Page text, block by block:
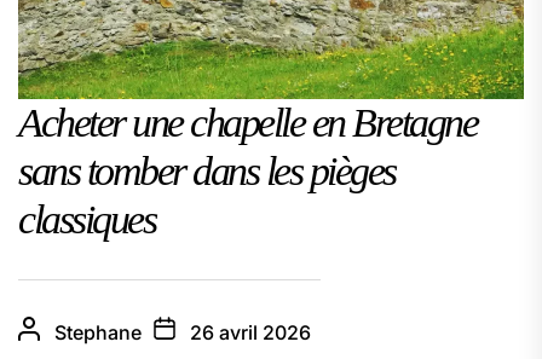
Acheter une chapelle en Bretagne
sans tomber dans les pièges
classiques
Stephane 26 avril 2026